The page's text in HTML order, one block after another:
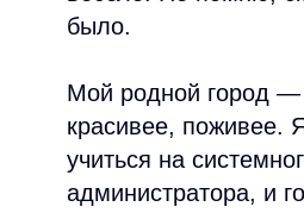
было.
Мой родной город
красивее, поживее.
учиться на
администратора, и